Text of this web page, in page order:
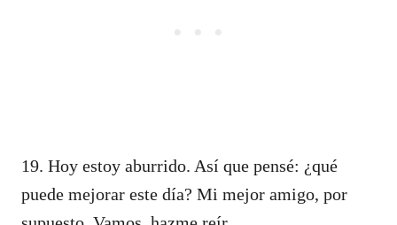
19. Hoy estoy aburrido. Así que pensé: ¿qué
puede mejorar este día? Mi mejor amigo, por